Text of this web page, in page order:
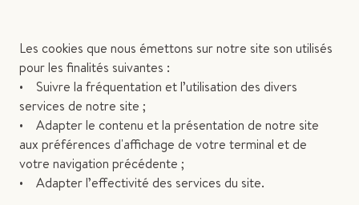
Les cookies que nous émettons sur notre site son utilisés
pour les finalités suivantes :
• Suivre la fréquentation et l’utilisation des divers
services de notre site ;
• Adapter le contenu et la présentation de notre site
aux préférences d'affichage de votre terminal et de
votre navigation précédente ;
• Adapter l’effectivité des services du site.